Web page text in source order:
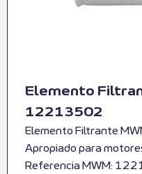
Elemento
12213502
Elemento Filtrante
Apropiado para
Referencia MWM: